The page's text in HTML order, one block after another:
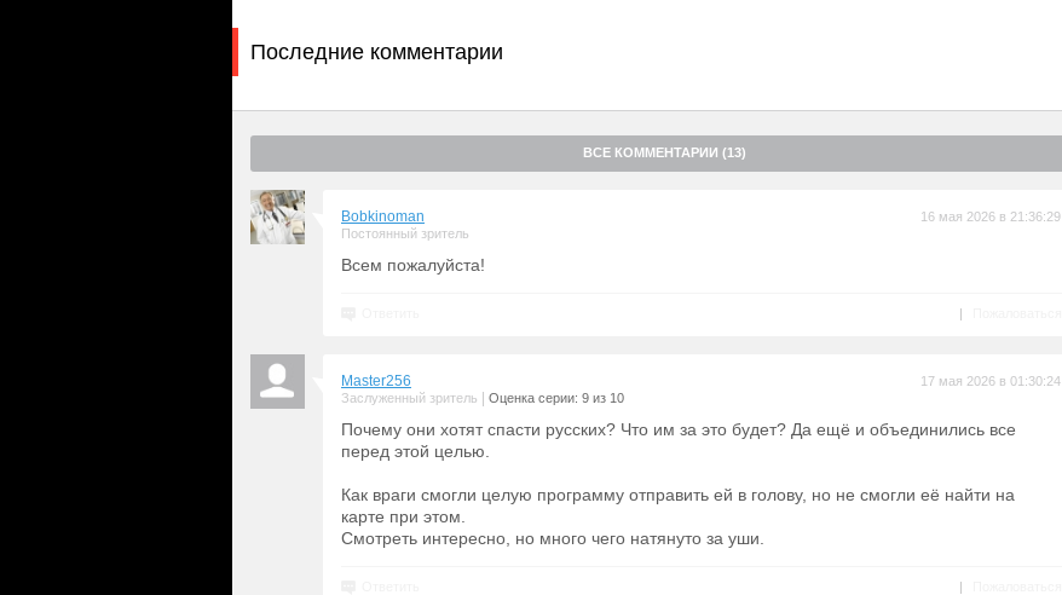
Последние комментарии
ВСЕ КОММЕНТАРИИ (13)
Bobkinoman
Постоянный зритель
16 мая 2026 в 21:36:29
Всем пожалуйста!
|
Master256
Заслуженный зритель Оценка серии: 9 из 10
17 мая 2026 в 01:30:24
Почему они хотят спасти русских? Что им за это будет? Да ещё и объединились все
перед этой целью.
Как враги смогли целую программу отправить ей в голову, но не смогли её найти на
карте при этом.
Смотреть интересно, но много чего натянуто за уши.
|